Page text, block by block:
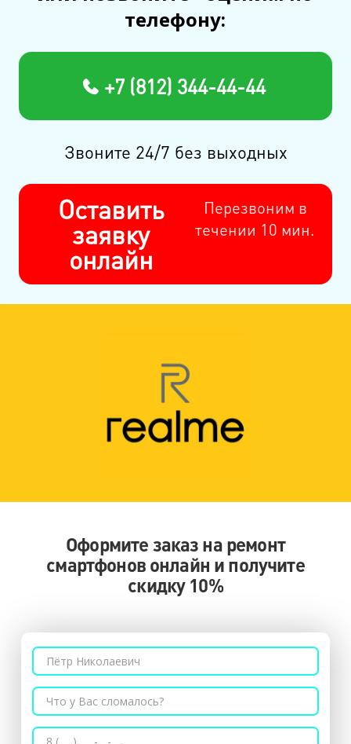
телефону:
+7 (812) 344-44-44
Звоните 24/7 без выходных
Оставить
заявку
онлайн
Перезвоним в
течении 10 мин.
Оформите заказ на ремонт
смартфонов онлайн и получите
скидку 10%